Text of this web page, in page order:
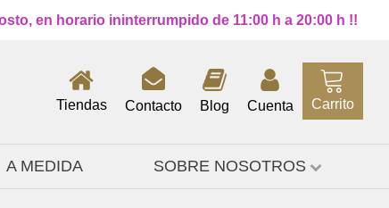
en horario ininterrumpido de 11:00 h a 20:00 h !!
Tiendas Contacto Blog Cuenta Carrito
A MEDIDA SOBRE NOSOTROS